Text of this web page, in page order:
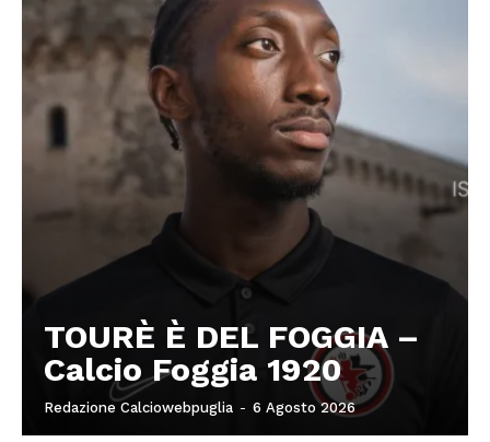
TOURÈ È DEL FOGGIA –
Calcio Foggia 1920
Redazione Calciowebpuglia - 6 Agosto 2026